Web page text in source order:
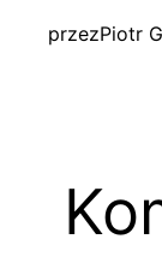
przezPiotr